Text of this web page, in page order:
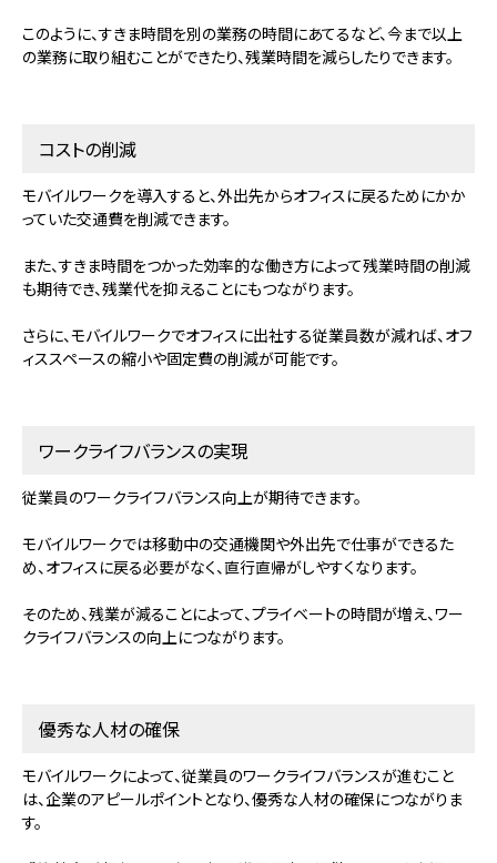
このように、すきま時間を別の業務の時間にあてるなど、今まで以上
の業務に取り組むことができたり、残業時間を減らしたりできます。
コストの削減
モバイルワークを導入すると、外出先からオフィスに戻るためにかか
っていた交通費を削減できます。
また、すきま時間をつかった効率的な働き方によって残業時間の削減
も期待でき、残業代を抑えることにもつながります。
さらに、モバイルワークでオフィスに出社する従業員数が減れば、オフ
ィススペースの縮小や固定費の削減が可能です。
ワークライフバランスの実現
従業員のワークライフバランス向上が期待できます。
モバイルワークでは移動中の交通機関や外出先で仕事ができるた
め、オフィスに戻る必要がなく、直行直帰がしやすくなります。
そのため、残業が減ることによって、プライベートの時間が増え、ワー
クライフバランスの向上につながります。
優秀な人材の確保
モバイルワークによって、従業員のワークライフバランスが進むこと
は、企業のアピールポイントとなり、優秀な人材の確保につながりま
す。